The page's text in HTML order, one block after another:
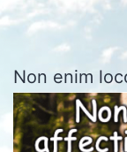
Non enim